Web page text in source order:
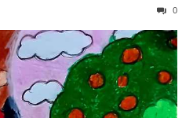
0